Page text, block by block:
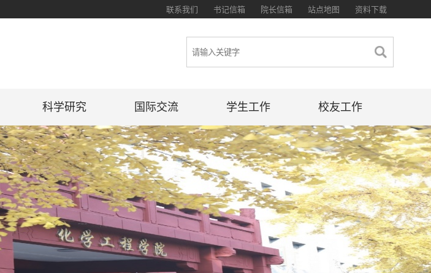
资料下载
站点地图
院长信箱
书记信箱
联系我们
科学研究 国际交流 学生工作 校友工作